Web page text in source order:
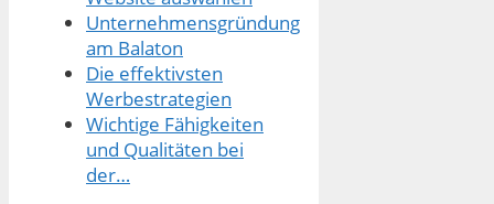
Unternehmensgründung
am Balaton
Die effektivsten
Werbestrategien
Wichtige Fähigkeiten
und Qualitäten bei
der…